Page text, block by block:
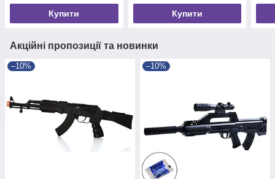
Купити Купити
Акційні пропозиції та новинки
–10% –10%